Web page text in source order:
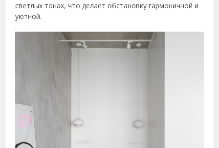
светлых тонах, что делает обстановку гармоничной и
уютной.